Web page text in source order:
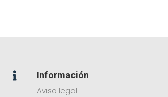

Información
Aviso legal